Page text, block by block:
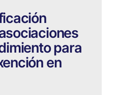
para
en